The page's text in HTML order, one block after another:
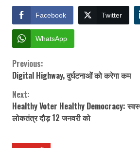
Facebook Twitter
WhatsApp
Continue
Reading
Previous:
Digital Highway, दुर्घटनाओं को करेगा कम
Next:
Healthy Voter Healthy Democracy:
लोकतंत्र दौड़ 12 जनवरी को